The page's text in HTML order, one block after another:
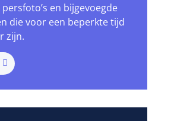
en bijgevoegde
die voor een beperkte tijd
zijn.